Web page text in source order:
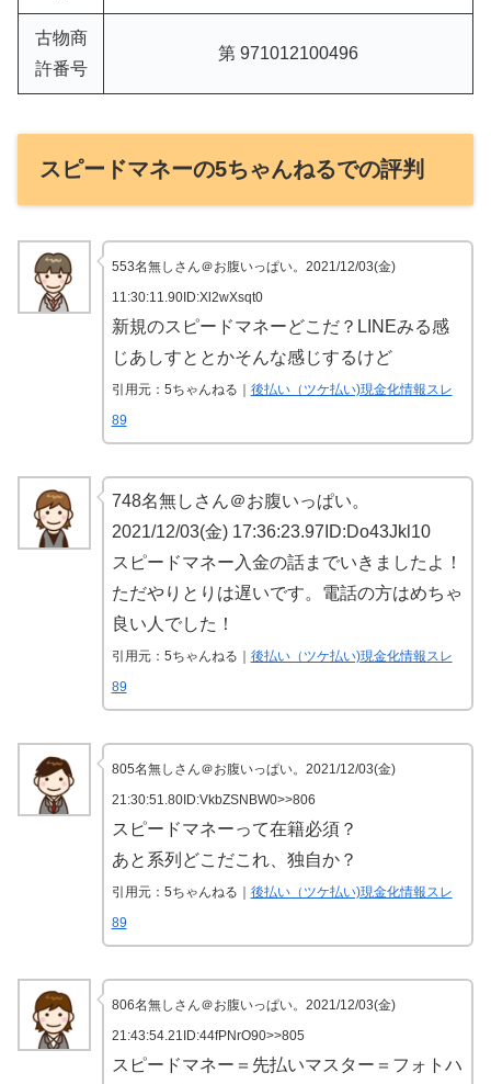
古物商
許番号
第 971012100496
スピードマネーの5ちゃんねるでの評判
553名無しさん＠お腹いっぱい。2021/12/03(金)
11:30:11.90ID:Xl2wXsqt0
新規のスピードマネーどこだ？LINEみる感
じあしすととかそんな感じするけど
引用元：5ちゃんねる｜ 後払い（ツケ払い)現金化情報スレ
89
748名無しさん＠お腹いっぱい。
2021/12/03(金) 17:36:23.97ID:Do43Jkl10
スピードマネー入金の話までいきましたよ！
ただやりとりは遅いです。電話の方はめちゃ
良い人でした！
引用元：5ちゃんねる｜ 後払い（ツケ払い)現金化情報スレ
89
805名無しさん＠お腹いっぱい。2021/12/03(金)
21:30:51.80ID:VkbZSNBW0>>806
スピードマネーって在籍必須？
あと系列どこだこれ、独自か？
引用元：5ちゃんねる｜ 後払い（ツケ払い)現金化情報スレ
89
806名無しさん＠お腹いっぱい。2021/12/03(金)
21:43:54.21ID:44fPNrO90>>805
スピードマネー＝先払いマスター＝フォトハ